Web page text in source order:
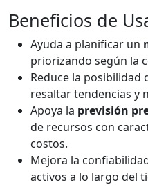
Beneficios de
Ayuda a planificar un
priorizando según la
Reduce la posibilidad
resaltar tendencias y
Apoya la previsión
de recursos con
costos.
Mejora la
activos a lo largo del